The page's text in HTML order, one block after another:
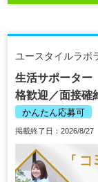
ユースタイルラボ
生活サポーター
格歓迎／面接確
かんたん応募可
掲載終了日：2026/8/27